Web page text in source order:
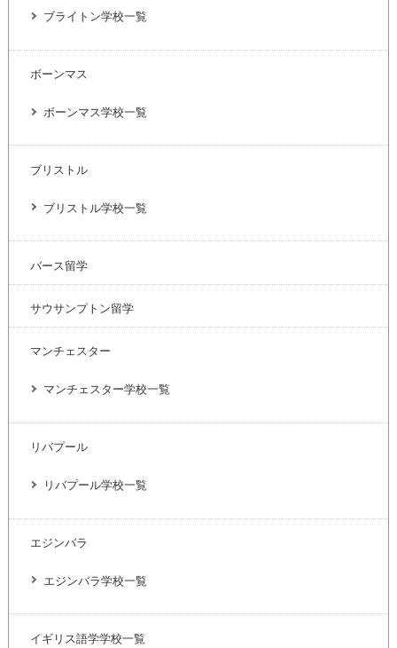
ブライトン学校一覧
ボーンマス
ボーンマス学校一覧
ブリストル
ブリストル学校一覧
バース留学
サウサンプトン留学
マンチェスター
マンチェスター学校一覧
リバプール
リバプール学校一覧
エジンバラ
エジンバラ学校一覧
イギリス語学学校一覧